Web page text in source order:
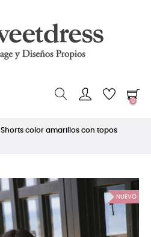
0
Shorts color amarillos con topos
NUEVO